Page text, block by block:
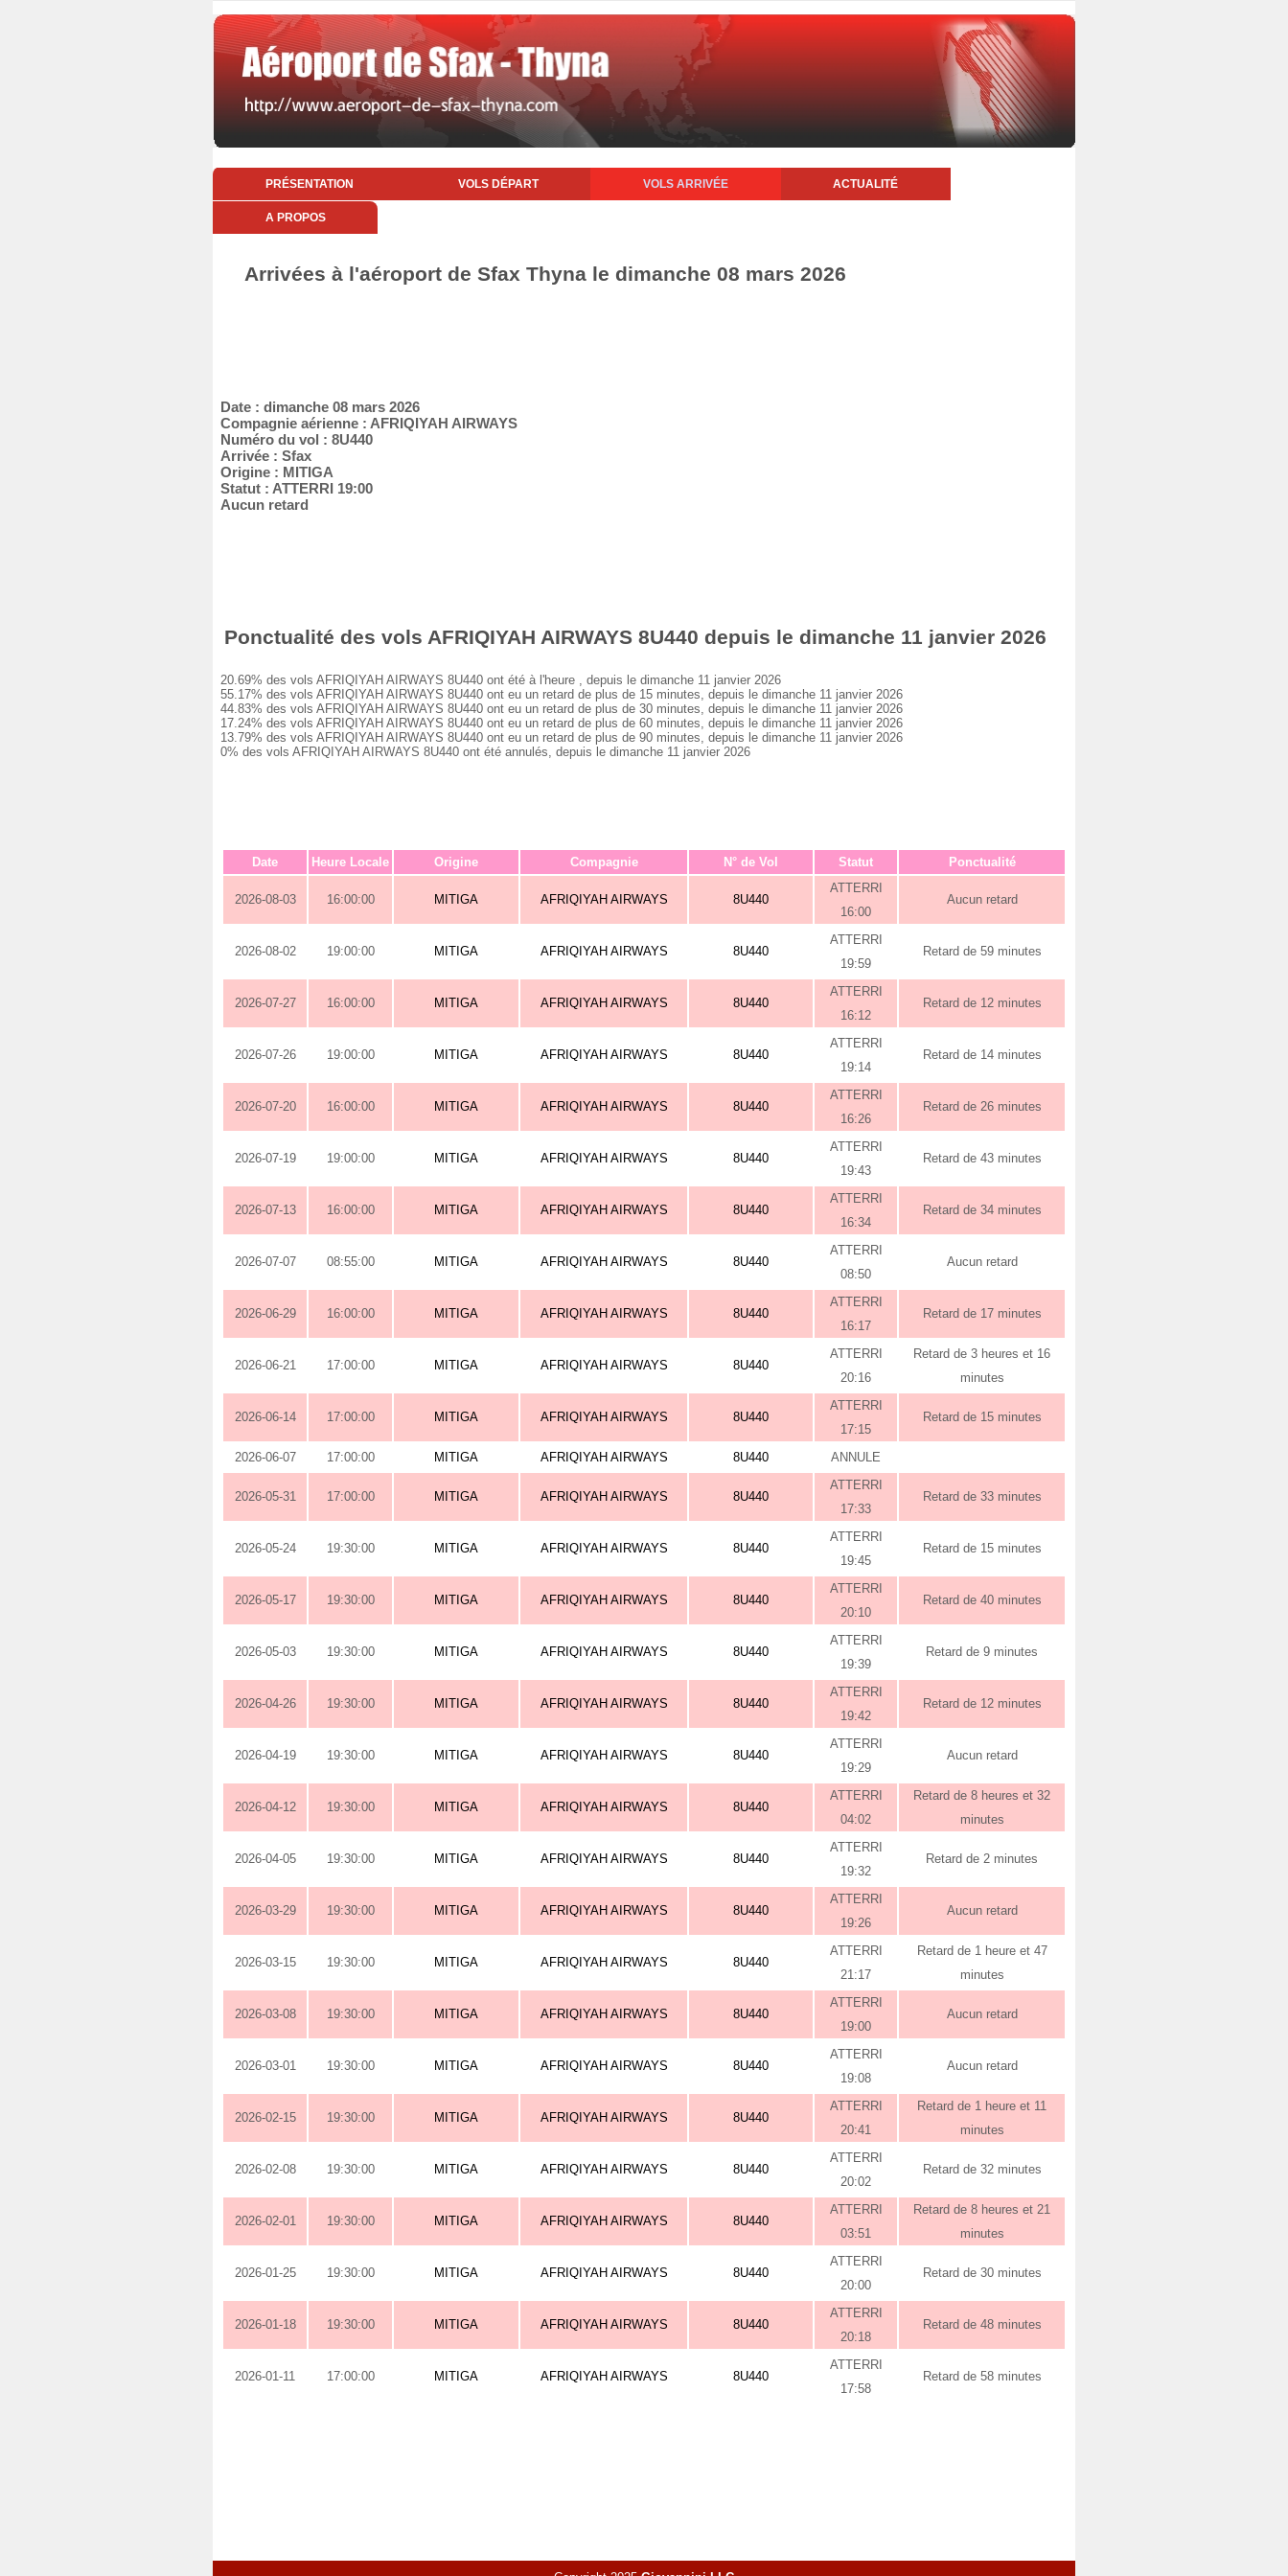
PRÉSENTATION VOLS DÉPART VOLS ARRIVÉE ACTUALITÉ
A PROPOS
Arrivées à l'aéroport de Sfax Thyna le dimanche 08 mars 2026
Date : dimanche 08 mars 2026
Compagnie aérienne : AFRIQIYAH AIRWAYS
Numéro du vol : 8U440
Arrivée : Sfax
Origine : MITIGA
Statut : ATTERRI 19:00
Aucun retard
Ponctualité des vols AFRIQIYAH AIRWAYS 8U440 depuis le dimanche 11 janvier 2026
20.69% des vols AFRIQIYAH AIRWAYS 8U440 ont été à l'heure , depuis le dimanche 11 janvier 2026
55.17% des vols AFRIQIYAH AIRWAYS 8U440 ont eu un retard de plus de 15 minutes, depuis le dimanche 11 janvier 2026
44.83% des vols AFRIQIYAH AIRWAYS 8U440 ont eu un retard de plus de 30 minutes, depuis le dimanche 11 janvier 2026
17.24% des vols AFRIQIYAH AIRWAYS 8U440 ont eu un retard de plus de 60 minutes, depuis le dimanche 11 janvier 2026
13.79% des vols AFRIQIYAH AIRWAYS 8U440 ont eu un retard de plus de 90 minutes, depuis le dimanche 11 janvier 2026
0% des vols AFRIQIYAH AIRWAYS 8U440 ont été annulés, depuis le dimanche 11 janvier 2026
Date Heure Locale Origine Compagnie N° de Vol Statut Ponctualité
2026-08-03 16:00:00 MITIGA AFRIQIYAH AIRWAYS 8U440
ATTERRI
16:00
Aucun retard
2026-08-02 19:00:00 MITIGA AFRIQIYAH AIRWAYS 8U440
ATTERRI
19:59
Retard de 59 minutes
2026-07-27 16:00:00 MITIGA AFRIQIYAH AIRWAYS 8U440
ATTERRI
16:12
Retard de 12 minutes
2026-07-26 19:00:00 MITIGA AFRIQIYAH AIRWAYS 8U440
ATTERRI
19:14
Retard de 14 minutes
2026-07-20 16:00:00 MITIGA AFRIQIYAH AIRWAYS 8U440
ATTERRI
16:26
Retard de 26 minutes
2026-07-19 19:00:00 MITIGA AFRIQIYAH AIRWAYS 8U440
ATTERRI
19:43
Retard de 43 minutes
2026-07-13 16:00:00 MITIGA AFRIQIYAH AIRWAYS 8U440
ATTERRI
16:34
Retard de 34 minutes
2026-07-07 08:55:00 MITIGA AFRIQIYAH AIRWAYS 8U440
ATTERRI
08:50
Aucun retard
2026-06-29 16:00:00 MITIGA AFRIQIYAH AIRWAYS 8U440
ATTERRI
16:17
Retard de 17 minutes
2026-06-21 17:00:00 MITIGA AFRIQIYAH AIRWAYS 8U440
ATTERRI
20:16
Retard de 3 heures et 16
minutes
2026-06-14 17:00:00 MITIGA AFRIQIYAH AIRWAYS 8U440
ATTERRI
17:15
Retard de 15 minutes
2026-06-07 17:00:00 MITIGA AFRIQIYAH AIRWAYS 8U440 ANNULE
2026-05-31 17:00:00 MITIGA AFRIQIYAH AIRWAYS 8U440
ATTERRI
17:33
Retard de 33 minutes
2026-05-24 19:30:00 MITIGA AFRIQIYAH AIRWAYS 8U440
ATTERRI
19:45
Retard de 15 minutes
2026-05-17 19:30:00 MITIGA AFRIQIYAH AIRWAYS 8U440
ATTERRI
20:10
Retard de 40 minutes
2026-05-03 19:30:00 MITIGA AFRIQIYAH AIRWAYS 8U440
ATTERRI
19:39
Retard de 9 minutes
2026-04-26 19:30:00 MITIGA AFRIQIYAH AIRWAYS 8U440
ATTERRI
19:42
Retard de 12 minutes
2026-04-19 19:30:00 MITIGA AFRIQIYAH AIRWAYS 8U440
ATTERRI
19:29
Aucun retard
2026-04-12 19:30:00 MITIGA AFRIQIYAH AIRWAYS 8U440
ATTERRI
04:02
Retard de 8 heures et 32
minutes
2026-04-05 19:30:00 MITIGA AFRIQIYAH AIRWAYS 8U440
ATTERRI
19:32
Retard de 2 minutes
2026-03-29 19:30:00 MITIGA AFRIQIYAH AIRWAYS 8U440
ATTERRI
19:26
Aucun retard
2026-03-15 19:30:00 MITIGA AFRIQIYAH AIRWAYS 8U440
ATTERRI
21:17
Retard de 1 heure et 47
minutes
2026-03-08 19:30:00 MITIGA AFRIQIYAH AIRWAYS 8U440
ATTERRI
19:00
Aucun retard
2026-03-01 19:30:00 MITIGA AFRIQIYAH AIRWAYS 8U440
ATTERRI
19:08
Aucun retard
2026-02-15 19:30:00 MITIGA AFRIQIYAH AIRWAYS 8U440
ATTERRI
20:41
Retard de 1 heure et 11
minutes
2026-02-08 19:30:00 MITIGA AFRIQIYAH AIRWAYS 8U440
ATTERRI
20:02
Retard de 32 minutes
2026-02-01 19:30:00 MITIGA AFRIQIYAH AIRWAYS 8U440
ATTERRI
03:51
Retard de 8 heures et 21
minutes
2026-01-25 19:30:00 MITIGA AFRIQIYAH AIRWAYS 8U440
ATTERRI
20:00
Retard de 30 minutes
2026-01-18 19:30:00 MITIGA AFRIQIYAH AIRWAYS 8U440
ATTERRI
20:18
Retard de 48 minutes
2026-01-11 17:00:00 MITIGA AFRIQIYAH AIRWAYS 8U440
ATTERRI
17:58
Retard de 58 minutes